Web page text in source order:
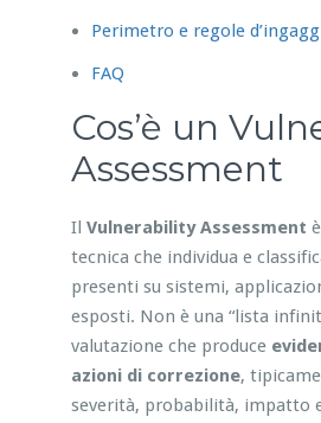
Perimetro e regole
FAQ
Cos’è un
Assessment
Il Vulnerability Assessment
tecnica che individua e
presenti su sistemi,
esposti. Non è una “lista
valutazione che produce
azioni di correzione,
severità, probabilità, impatto